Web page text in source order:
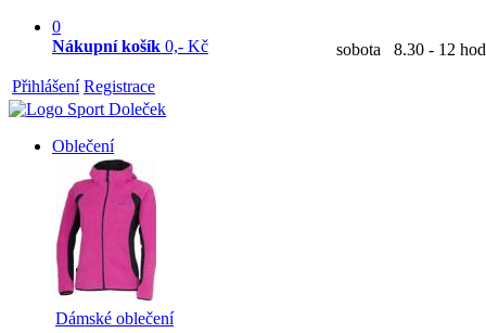
sobota 8.30 - 12 hod
0
Nákupní košík 0,- Kč
Přihlášení Registrace
Oblečení
Dámské oblečení